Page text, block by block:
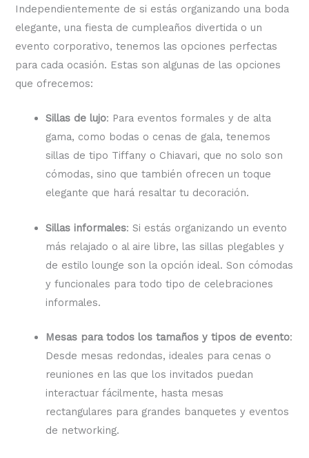
Independientemente de si estás organizando una boda
elegante, una fiesta de cumpleaños divertida o un
evento corporativo, tenemos las opciones perfectas
para cada ocasión. Estas son algunas de las opciones
que ofrecemos:
Sillas de lujo: Para eventos formales y de alta
gama, como bodas o cenas de gala, tenemos
sillas de tipo Tiffany o Chiavari, que no solo son
cómodas, sino que también ofrecen un toque
elegante que hará resaltar tu decoración.
Sillas informales: Si estás organizando un evento
más relajado o al aire libre, las sillas plegables y
de estilo lounge son la opción ideal. Son cómodas
y funcionales para todo tipo de celebraciones
informales.
Mesas para todos los tamaños y tipos de evento:
Desde mesas redondas, ideales para cenas o
reuniones en las que los invitados puedan
interactuar fácilmente, hasta mesas
rectangulares para grandes banquetes y eventos
de networking.